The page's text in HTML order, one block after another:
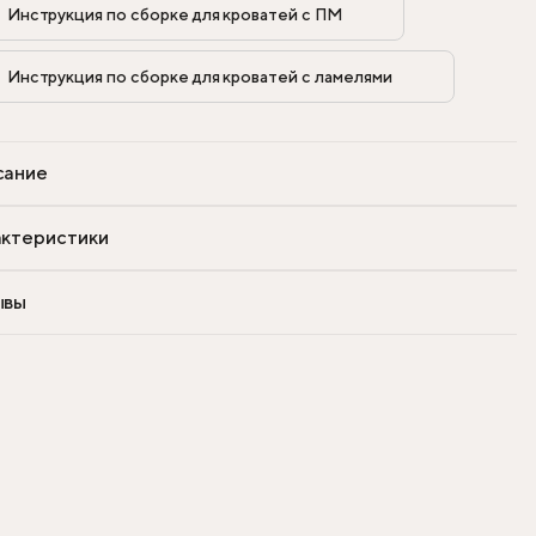
Инструкция по сборке для кроватей с ПМ
Инструкция по сборке для кроватей с ламелями